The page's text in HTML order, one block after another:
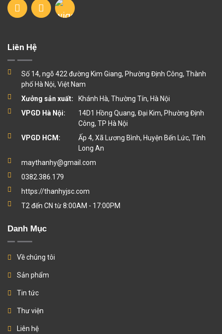
Liên Hệ
Số 14, ngõ 422 đường Kim Giang, Phường Định Công, Thành
phố Hà Nội, Việt Nam
Xưởng sản xuất:
Khánh Hà, Thường Tín, Hà Nội
VPGD Hà Nội:
14D1 Hồng Quang, Đại Kim, Phường Định
Công, TP Hà Nội
VPGD HCM:
Ấp 4, Xã Lương Bình, Huyện Bến Lức, Tỉnh
Long An
maythanhy@gmail.com
0382.386.179
https://thanhyjsc.com
T2 đến CN từ 8:00AM - 17:00PM
Danh Mục
Về chúng tôi
Sản phẩm
Tin tức
Thư viện
Liên hệ